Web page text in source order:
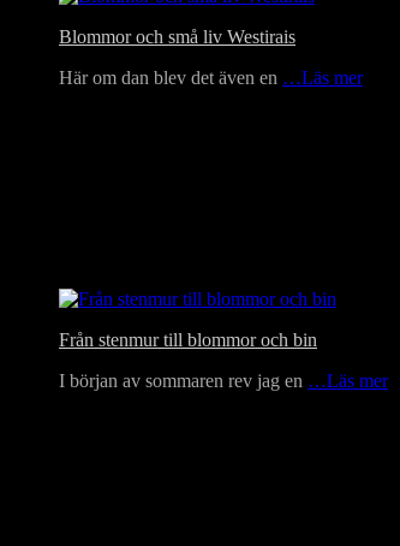
Blommor och små liv Westirais
Här om dan blev det även en …Läs mer
Från stenmur till blommor och bin
I början av sommaren rev jag en …Läs mer